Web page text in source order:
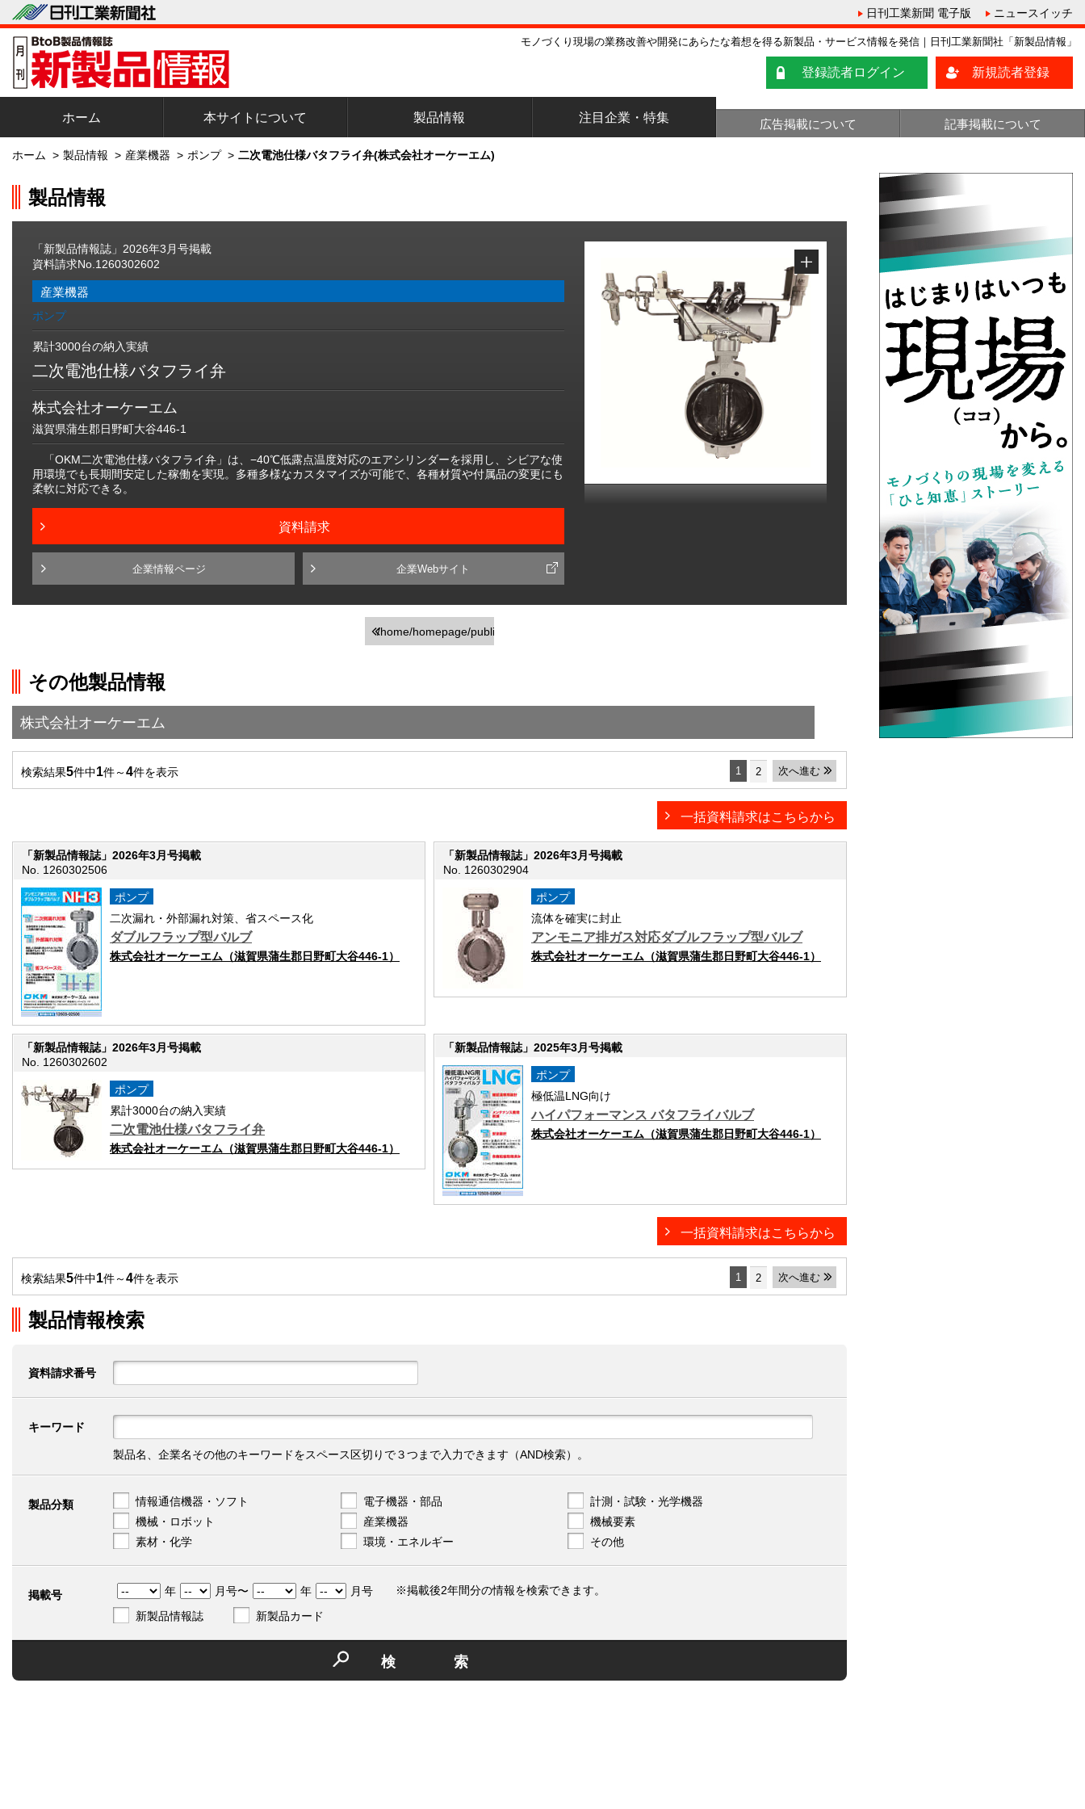
日刊工業新聞 電子版 ニュースイッチ
モノづくり現場の業務改善や開発にあらたな着想を得る新製品・サービス情報を発信｜日刊工業新聞社「新製品情報」
登録読者ログイン 新規読者登録
ホーム 本サイトについて 製品情報 注目企業・特集 広告掲載について 記事掲載について
ホーム > 製品情報 > 産業機器 > ポンプ > 二次電池仕様バタフライ弁(株式会社オーケーエム)
製品情報
「新製品情報誌」2026年3月号掲載
資料請求No.1260302602
産業機器
ポンプ
累計3000台の納入実績
二次電池仕様バタフライ弁
株式会社オーケーエム
滋賀県蒲生郡日野町大谷446-1
「OKM二次電池仕様バタフライ弁」は、−40℃低露点温度対応のエアシリンダーを採用し、シビアな使
用環境でも長期間安定した稼働を実現。多種多様なカスタマイズが可能で、各種材質や付属品の変更にも
柔軟に対応できる。
資料請求
企業情報ページ 企業Webサイト
/home/homepage/public_html/usr/detail_products.php
その他製品情報
株式会社オーケーエム
検索結果5件中1件～4件を表示 1 2 次へ進む
一括資料請求はこちらから
「新製品情報誌」2026年3月号掲載
No. 1260302506
ポンプ
二次漏れ・外部漏れ対策、省スペース化
ダブルフラップ型バルブ
株式会社オーケーエム（滋賀県蒲生郡日野町大谷446-1）
「新製品情報誌」2026年3月号掲載
No. 1260302904
ポンプ
流体を確実に封止
アンモニア排ガス対応ダブルフラップ型バルブ
株式会社オーケーエム（滋賀県蒲生郡日野町大谷446-1）
「新製品情報誌」2026年3月号掲載
No. 1260302602
ポンプ
累計3000台の納入実績
二次電池仕様バタフライ弁
株式会社オーケーエム（滋賀県蒲生郡日野町大谷446-1）
「新製品情報誌」2025年3月号掲載
ポンプ
極低温LNG向け
ハイパフォーマンス バタフライバルブ
株式会社オーケーエム（滋賀県蒲生郡日野町大谷446-1）
一括資料請求はこちらから
検索結果5件中1件～4件を表示 1 2 次へ進む
製品情報検索
資料請求番号
キーワード
製品名、企業名その他のキーワードをスペース区切りで３つまで入力できます（AND検索）。
製品分類 情報通信機器・ソフト 電子機器・部品
計測・試験・光学機器
機械・ロボット
産業機器
機械要素
素材・化学
環境・エネルギー その他
掲載号 年 月号〜 年
月号
新製品情報誌
新製品カード
※掲載後2年間分の情報を検索できます。
検索